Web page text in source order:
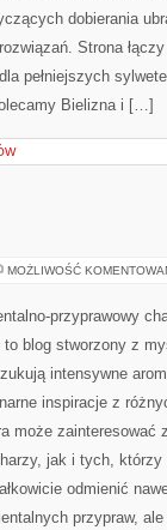
dobierania
Strona
pełniejszych
Bielizna i […]
MOŻLIWOŚĆ
przyprawowy
to blog stworzony z
intensywne
inspiracje z
może zainteresować
jak i tych, którzy
odmienić
przypraw,